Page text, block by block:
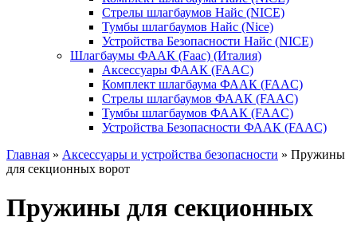
Стрелы шлагбаумов Найс (NICE)
Тумбы шлагбаумов Найс (Nice)
Устройства Безопасности Найс (NICE)
Шлагбаумы ФААК (Faac) (Италия)
Аксессуары ФААК (FAAC)
Комплект шлагбаума ФААК (FAAC)
Стрелы шлагбаумов ФААК (FAAC)
Тумбы шлагбаумов ФААК (FAAC)
Устройства Безопасности ФААК (FAAC)
Главная » Аксессуары и устройства безопасности » Пружины
для секционных ворот
Пружины для секционных